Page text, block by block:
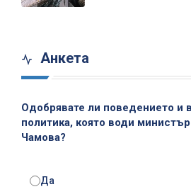
Анкета
Одобрявате ли поведението и
политика, която води
Чамова?
Да